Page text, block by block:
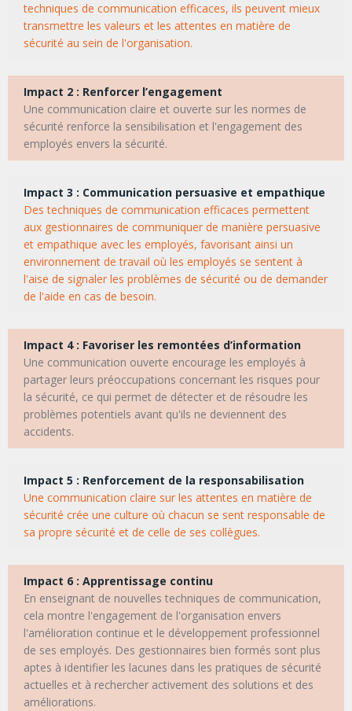
techniques de communication efficaces, ils peuvent mieux
transmettre les valeurs et les attentes en matière de
sécurité au sein de l'organisation.
Impact 2 : Renforcer l’engagement
Une communication claire et ouverte sur les normes de
sécurité renforce la sensibilisation et l'engagement des
employés envers la sécurité.
Impact 3 : Communication persuasive et empathique
Des techniques de communication efficaces permettent
aux gestionnaires de communiquer de manière persuasive
et empathique avec les employés, favorisant ainsi un
environnement de travail où les employés se sentent à
l'aise de signaler les problèmes de sécurité ou de demander
de l'aide en cas de besoin.
Impact 4 : Favoriser les remontées d’information
Une communication ouverte encourage les employés à
partager leurs préoccupations concernant les risques pour
la sécurité, ce qui permet de détecter et de résoudre les
problèmes potentiels avant qu'ils ne deviennent des
accidents.
Impact 5 : Renforcement de la responsabilisation
Une communication claire sur les attentes en matière de
sécurité crée une culture où chacun se sent responsable de
sa propre sécurité et de celle de ses collègues.
Impact 6 : Apprentissage continu
En enseignant de nouvelles techniques de communication,
cela montre l'engagement de l'organisation envers
l'amélioration continue et le développement professionnel
de ses employés. Des gestionnaires bien formés sont plus
aptes à identifier les lacunes dans les pratiques de sécurité
actuelles et à rechercher activement des solutions et des
améliorations.